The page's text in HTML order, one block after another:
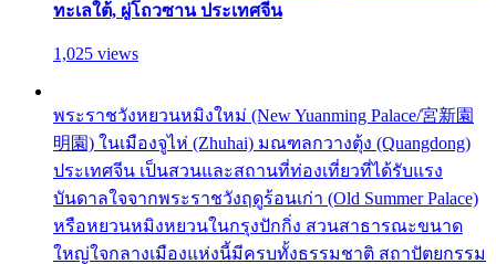
ทะเลใต้, ผู่โถวซาน ประเทศจีน
1,025 views
พระราชวังหยวนหมิงใหม่ (New Yuanming Palace/宮新園
明園) ในเมืองจูไห่ (Zhuhai) มณฑลกวางตุ้ง (Quangdong)
ประเทศจีน เป็นสวนและสถานที่ท่องเที่ยวที่ได้รับแรง
บันดาลใจจากพระราชวังฤดูร้อนเก่า (Old Summer Palace)
หรือหยวนหมิงหยวนในกรุงปักกิ่ง สวนสาธารณะขนาด
ใหญ่ใจกลางเมืองแห่งนี้มีครบทั้งธรรมชาติ สถาปัตยกรรม